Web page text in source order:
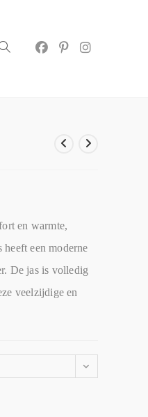
en warmte,
een moderne
De jas is volledig
veelzijdige en